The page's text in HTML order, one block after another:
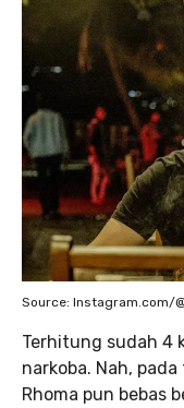
Source: Instagram.com/
Terhitung sudah 4
narkoba. Nah,
Rhoma pun bebas